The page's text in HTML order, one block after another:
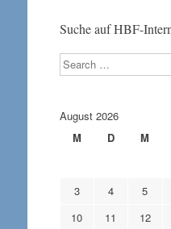
Suche auf HBF-
Search
August 2026
M
D M
3
4 5
10
11 12